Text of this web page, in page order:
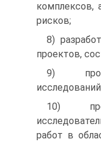
комплексов,
рисков;
8)
проектов,
9)
10)
ра­бот в